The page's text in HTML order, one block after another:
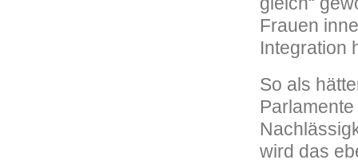
Frauen
Integration
So als
wird das